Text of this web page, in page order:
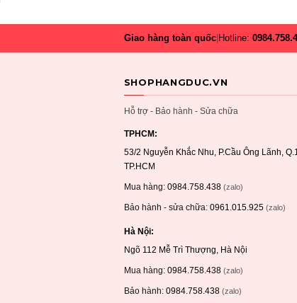
Giao hàng toàn quốc| Hotline:
SHOPHANGDUC.VN
Hỗ trợ - Bảo hành - Sửa chữa
TPHCM:
53/2 Nguyễn Khắc Nhu, P.Cầu Ông Lãnh,
TP.HCM
Mua hàng: 0984.758.438 (zalo)
Bảo hành - sửa chữa: 0961.015.925 (zalo)
Hà Nội:
Ngõ 112 Mễ Trì Thượng, Hà Nội
Mua hàng: 0984.758.438 (zalo)
Bảo hành: 0984.758.438 (zalo)